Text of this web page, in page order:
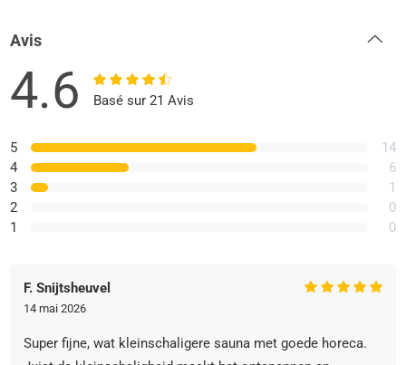
Avis
4.6 Basé sur 21 Avis
5
4
3
2
1
14
6
1
0
0
F. Snijtsheuvel
14 mai 2026
Super fijne, wat kleinschaligere sauna met goede horeca.